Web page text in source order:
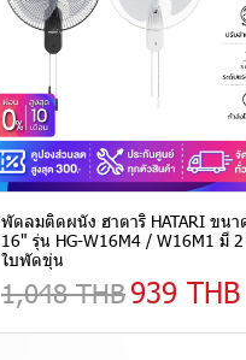
พัดลมติดผนัง ฮาตาริ HATARI ขนา
16" รุ่น HG-W16M4 / W16M1 มี
ใบพัดขุ่น
1,048 THB939 THB